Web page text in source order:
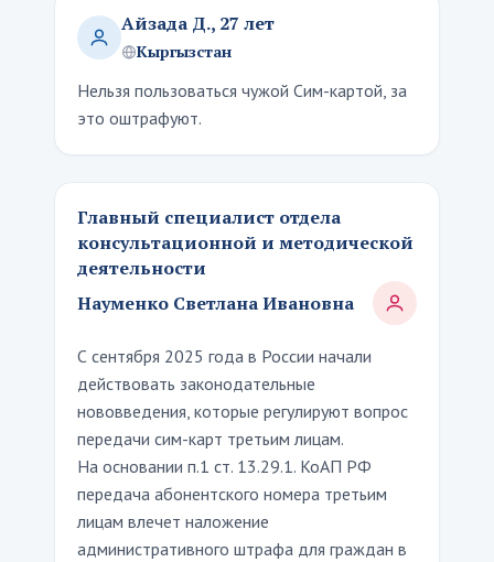
Айзада Д., 27 лет
Кыргызстан
Нельзя пользоваться чужой Сим-картой, за
это оштрафуют.
Главный специалист отдела
консультационной и методической
деятельности
Науменко Светлана Ивановна
С сентября 2025 года в России начали
действовать законодательные
нововведения, которые регулируют вопрос
передачи сим-карт третьим лицам.
На основании п.1 ст. 13.29.1. КоАП РФ
передача абонентского номера третьим
лицам влечет наложение
административного штрафа для граждан в